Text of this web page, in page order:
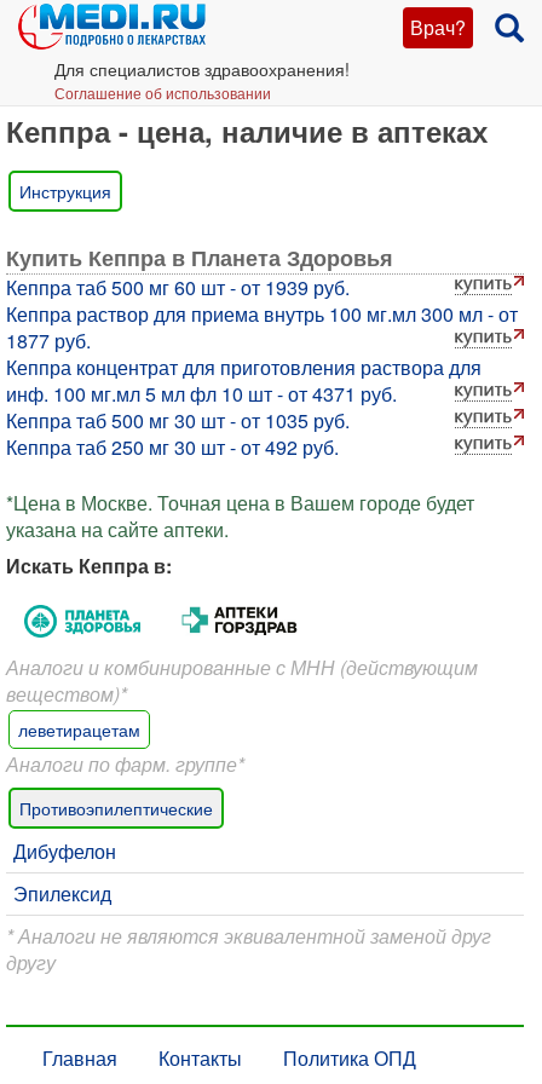
Врач?
Для специалистов здравоохранения!
Соглашение об использовании
Кеппра - цена, наличие в аптеках
Инструкция
Купить Кеппра в Планета Здоровья
Кеппра таб 500 мг 60 шт - от 1939 руб.
Кеппра раствор для приема внутрь 100 мг.мл 300 мл - от
1877 руб.
Кеппра концентрат для приготовления раствора для
инф. 100 мг.мл 5 мл фл 10 шт - от 4371 руб.
Кеппра таб 500 мг 30 шт - от 1035 руб.
Кеппра таб 250 мг 30 шт - от 492 руб.
*Цена в Москве. Точная цена в Вашем городе будет
указана на сайте аптеки.
Искать Кеппра в:
Аналоги и комбинированные с МНН (действующим
веществом)*
леветирацетам
Аналоги по фарм. группе*
Противоэпилептические
Дибуфелон
Эпилексид
* Аналоги не являются эквивалентной заменой друг
другу
Главная Контакты Политика ОПД